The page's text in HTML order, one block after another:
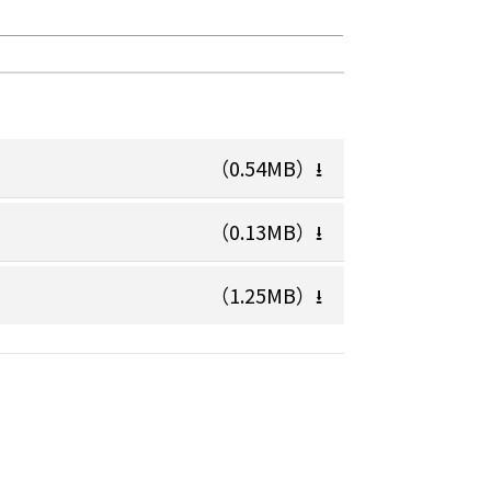
（0.54MB） ⭳
（0.13MB） ⭳
（1.25MB） ⭳